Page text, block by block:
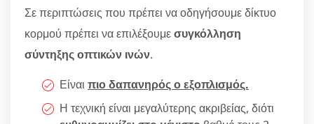
Σε περιπτώσεις που πρέπει να οδηγήσουμε δίκτυο
κορμού πρέπει να επιλέξουμεσυγκόλληση
σύντηξης οπτικών ινών.
Είναι πιο δαπανηρός ο εξοπλισμός.
Η τεχνική είναι μεγαλύτερης ακριβείας, διότι